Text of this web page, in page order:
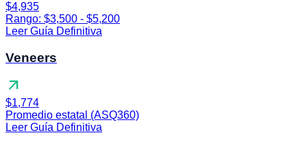
$4,935
Rango: $3,500 - $5,200
Leer Guía Definitiva
Veneers
arrow_outward
$1,774
Promedio estatal (ASQ360)
Leer Guía Definitiva